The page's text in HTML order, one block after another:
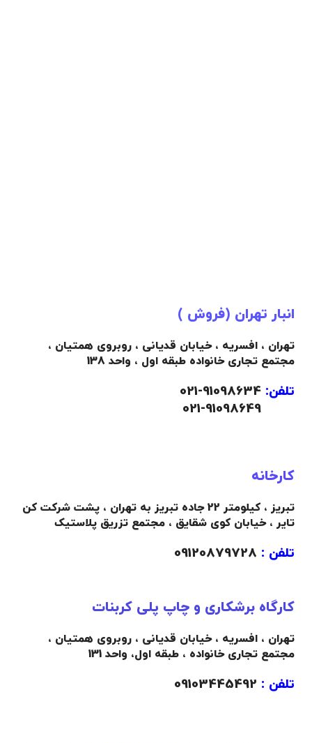
انبار تهران (فروش )
تهران ، افسریه ، خیابان قدیانی ، روبروی همتیان ،
مجتمع تجاری خانواده طبقه اول ، واحد 138
تلفن:
کارخانه
تبریز ، کیلومتر 22 جاده تبریز به تهران ، پشت شرکت کن
تایر ، خیابان کوی شقایق ، مجتمع تزریق پلاستیک
تلفن :
کارگاه برشکاری و چاپ پلی کربنات
تهران ، افسریه ، خیابان قدیانی ، روبروی همتیان ،
مجتمع تجاری خانواده ، طبقه اول، واحد 131
تلفن :